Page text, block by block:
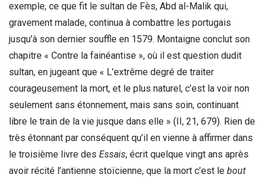
exemple, ce que fit le sultan de Fès, Abd al-Malik qui,
gravement malade, continua à combattre les portugais
jusqu’à son dernier souffle en 1579. Montaigne conclut son
chapitre « Contre la fainéantise », où il est question dudit
sultan, en jugeant que « L’extrême degré de traiter
courageusement la mort, et le plus naturel, c’est la voir non
seulement sans étonnement, mais sans soin, continuant
libre le train de la vie jusque dans elle » (II, 21, 679). Rien de
très étonnant par conséquent qu’il en vienne à affirmer dans
le troisième livre des Essais, écrit quelque vingt ans après
avoir récité l’antienne stoïcienne, que la mort c’est le bout